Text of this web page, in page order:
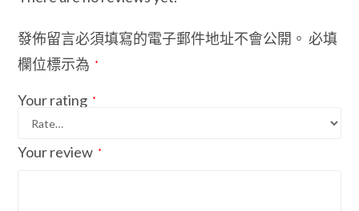
發佈留言必須填寫的電子郵件地址不會公開。 必填
欄位標示為
*
Your rating *
Your review *